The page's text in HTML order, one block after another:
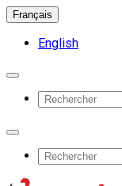
Français
English